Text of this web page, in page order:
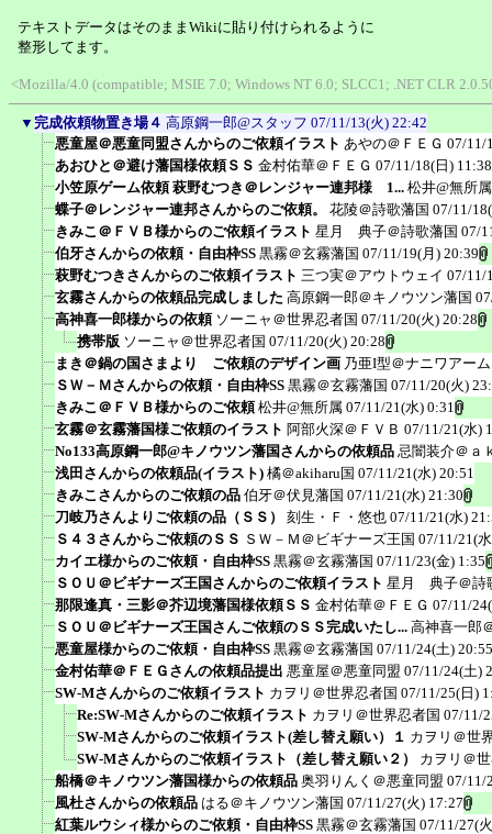
テキストデータはそのままWikiに貼り付けられるように
整形してます。
<Mozilla/4.0 (compatible; MSIE 7.0; Windows NT 6.0; SLCC1; .NET CLR
▼ 完成依頼物置き場４ 高原鋼一郎@スタッフ 07/11/13(火) 22:42
悪童屋＠悪童同盟さんからのご依頼イラスト あやの＠ＦＥＧ 07/11/
あおひと＠避け藩国様依頼ＳＳ 金村佑華＠ＦＥＧ 07/11/18(日) 11:38
小笠原ゲーム依頼 萩野むつき＠レンジャー連邦様 1... 松井@無所属
蝶子＠レンジャー連邦さんからのご依頼。
花陵＠詩歌藩国 07/11/
きみこ＠ＦＶＢ様からのご依頼イラスト 星月 典子＠詩歌藩国 07/
伯牙さんからの依頼・自由枠SS 黒霧＠玄霧藩国 07/11/19(月) 20:39
萩野むつきさんからのご依頼イラスト 三つ実＠アウトウェイ 07/11/
玄霧さんからの依頼品完成しました 高原鋼一郎＠キノウツン藩国
高神喜一郎様からの依頼 ソーニャ＠世界忍者国 07/11/20(火) 20:28
携帯版 ソーニャ＠世界忍者国 07/11/20(火) 20:28
まき＠鍋の国さまより ご依頼のデザイン画 乃亜I型＠ナニワアー
ＳＷ－Ｍさんからの依頼・自由枠SS 黒霧＠玄霧藩国 07/11/20(火)
きみこ＠ＦＶＢ様からのご依頼 松井@無所属 07/11/21(水) 0:31
玄霧＠玄霧藩国様ご依頼のイラスト 阿部火深＠ＦＶＢ 07/11/21(水)
No133高原鋼一郎@キノウツン藩国さんからの依頼品 忌闇装介＠ａ
浅田さんからの依頼品(イラスト) 橘＠akiharu国 07/11/21(水) 20:51
きみこさんからのご依頼の品 伯牙＠伏見藩国 07/11/21(水) 21:30
刀岐乃さんよりご依頼の品（ＳＳ）
刻生・Ｆ・悠也 07/11/21(水)
Ｓ４３さんからご依頼のＳＳ ＳＷ－Ｍ＠ビギナーズ王国 07/11/21(
カイエ様からのご依頼・自由枠SS 黒霧＠玄霧藩国 07/11/23(金) 1:35
ＳＯＵ＠ビギナーズ王国さんからのご依頼イラスト 星月 典子＠詩
那限逢真・三影＠芥辺境藩国様依頼ＳＳ 金村佑華＠ＦＥＧ 07/11/
ＳＯＵ＠ビギナーズ王国さんご依頼のＳＳ完成いたし... 高神喜一郎
悪童屋様からのご依頼・自由枠SS 黒霧＠玄霧藩国 07/11/24(土) 20:55
金村佑華＠ＦＥＧさんの依頼品提出 悪童屋＠悪童同盟 07/11/24(土)
SW-Mさんからのご依頼イラスト カヲリ＠世界忍者国 07/11/25(日)
Re:SW-Mさんからのご依頼イラスト カヲリ＠世界忍者国 07/11/
SW-Mさんからのご依頼イラスト(差し替え願い）１ カヲリ＠世
SW-Mさんからのご依頼イラスト（差し替え願い２）
カヲリ＠
船橋＠キノウツン藩国様からの依頼品 奥羽りんく＠悪童同盟 07/11/
風杜さんからの依頼品 はる＠キノウツン藩国 07/11/27(火) 17:27
紅葉ルウシィ様からのご依頼・自由枠SS 黒霧＠玄霧藩国 07/11/27(